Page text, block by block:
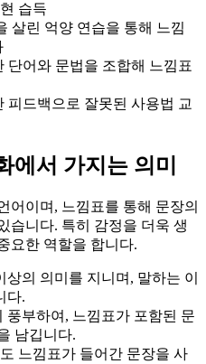
습득
살린 억양 연습을 통해 느낌
단어와 문법을 조합해 느낌표
피드백으로 잘못된 사용법 교
에서 가지는 의미
어이며, 느낌표를 통해 문장의
습니다. 특히 감정을 더욱 생
요한 역할을 합니다.
의 의미를 지니며, 말하는 이
다.
풍부하여, 느낌표가 포함된 문
남깁니다.
느낌표가 들어간 문장을 사